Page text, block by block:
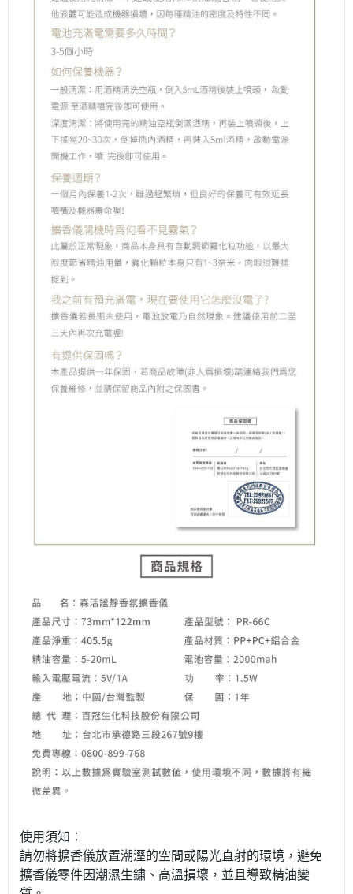
使用須知：
請勿將擴香儀放置潮溼的空間或陽光直射的環境，避免
擴香儀零件因潮濕生鏽、高溫損壞，並且導致精油變